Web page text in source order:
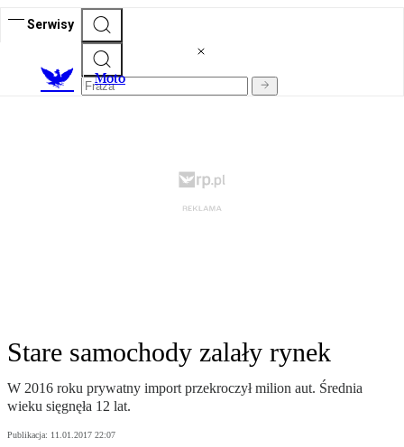
Serwisy
Moto
Stare samochody zalały rynek
W 2016 roku prywatny import przekroczył milion aut. Średnia
wieku sięgnęła 12 lat.
Publikacja: 11.01.2017 22:07